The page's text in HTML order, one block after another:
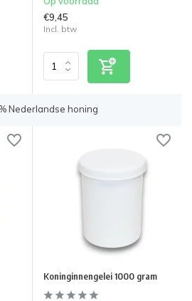
€9,45
Incl. btw
Nederlandse honing
Koninginnengelei 1000 gram